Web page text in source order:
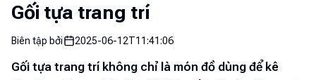
Gối tựa trang trí
Biên tập bởi 2025-06-12T11:41:06
Gối tựa trang trí không chỉ là món đồ dùng để kê